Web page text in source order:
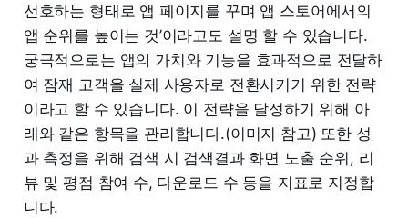
선호하는 형태로 앱 페이지를 꾸며 앱 스토어에서의
앱 순위를 높이는 것’이라고도 설명 할 수 있습니다.
궁극적으로는 앱의 가치와 기능을 효과적으로 전달하
여 잠재 고객을 실제 사용자로 전환시키기 위한 전략
이라고 할 수 있습니다. 이 전략을 달성하기 위해 아
래와 같은 항목을 관리합니다.(이미지 참고) 또한 성
과 측정을 위해 검색 시 검색결과 화면 노출 순위, 리
뷰 및 평점 참여 수, 다운로드 수 등을 지표로 지정합
니다.